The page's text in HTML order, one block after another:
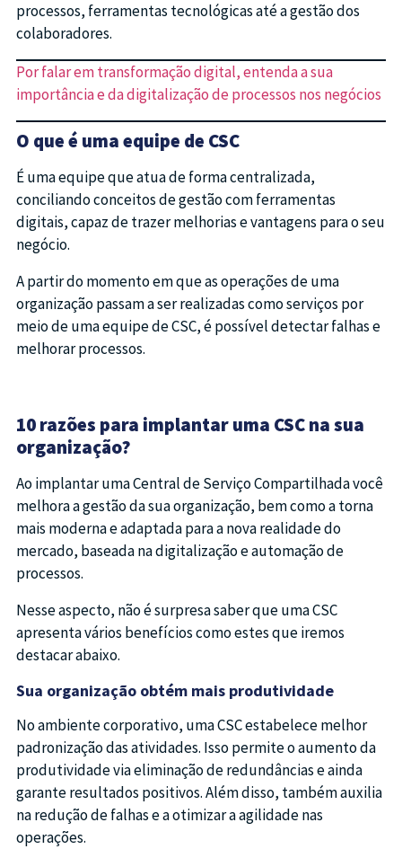
processos, ferramentas tecnológicas até a gestão dos
colaboradores.
Por falar em transformação digital, entenda a sua
importância e da digitalização de processos nos negócios
O que é uma equipe de CSC
É uma equipe que atua de forma centralizada,
conciliando conceitos de gestão com ferramentas
digitais, capaz de trazer melhorias e vantagens para o seu
negócio.
A partir do momento em que as operações de uma
organização passam a ser realizadas como serviços por
meio de uma equipe de CSC, é possível detectar falhas e
melhorar processos.
10 razões para implantar uma CSC na sua
organização?
Ao implantar uma Central de Serviço Compartilhada você
melhora a gestão da sua organização, bem como a torna
mais moderna e adaptada para a nova realidade do
mercado, baseada na digitalização e automação de
processos.
Nesse aspecto, não é surpresa saber que uma CSC
apresenta vários benefícios como estes que iremos
destacar abaixo.
Sua organização obtém mais produtividade
No ambiente corporativo, uma CSC estabelece melhor
padronização das atividades. Isso permite o aumento da
produtividade via eliminação de redundâncias e ainda
garante resultados positivos. Além disso, também auxilia
na redução de falhas e a otimizar a agilidade nas
operações.